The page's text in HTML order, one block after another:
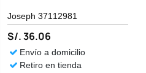
Joseph 37112981
S/. 36.06
Envío a domicilio
Retiro en tienda